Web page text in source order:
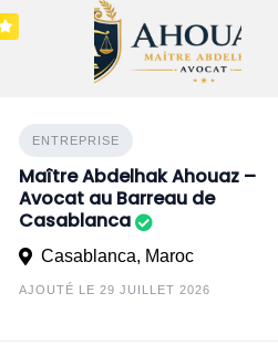
ENTREPRISE
Maître Abdelhak Ahouaz –
Avocat au Barreau de
Casablanca
Casablanca, Maroc
AJOUTÉ LE 29 JUILLET 2026